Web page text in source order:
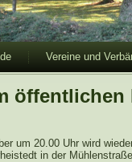
Vereine und
öffentlichen
um 20.00 Uhr wird
in der